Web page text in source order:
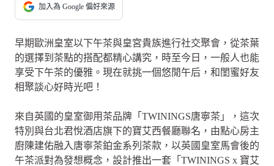
加入為 Google 偏好來源
早期歐洲皇室以下午茶與皇宮貴族進行社交聚會，從茶葉
的選擇到茶點的搭配都精心講究，時至今日，一般人也能
享受下午茶的優雅。現在就挑一個悠閒午后，和閨蜜好友
相聚談心好時光吧！
來自英國的皇室御用茶品牌「TWININGS唐寧茶」，這次
特別與台北君悅酒店旗下的寶艾西餐廳聯名，由點心房主
廚陳建佑融入唐寧茶鉑金系列茶款，以英國皇室馬會後的
午茶派對為發想概念，設計推出一套「TWININGS x 寶艾